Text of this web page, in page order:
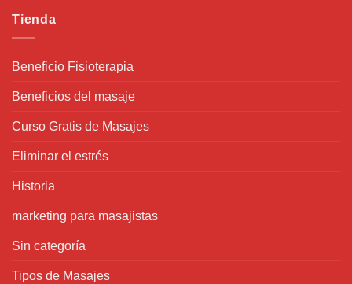
Tienda
Beneficio Fisioterapia
Beneficios del masaje
Curso Gratis de Masajes
Eliminar el estrés
Historia
marketing para masajistas
Sin categoría
Tipos de Masajes